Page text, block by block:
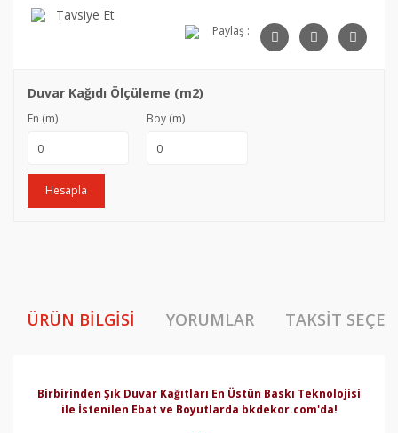
Tavsiye Et
Paylaş :
Duvar Kağıdı Ölçüleme (m2)
En (m) Boy (m)
Hesapla
ÜRÜN BILGISI YORUMLAR TAKSIT
Birbirinden Şık Duvar Kağıtları En Üstün Baskı Teknolojisi
ile İstenilen Ebat ve Boyutlarda bkdekor.com'da!